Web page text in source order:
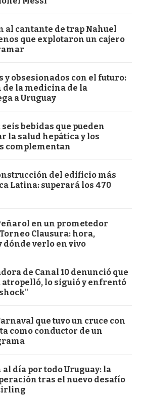
al cantante de trap Nahuel
que explotaron un cajero
y obsesionados con el futuro:
de la medicina de la
a Uruguay
bebidas que pueden
la salud hepática y los
complementan
del edificio más
Latina: superará los 470
en un prometedor
Clausura: hora,
dónde verlo en vivo
de Canal 10 denunció que
atropelló, lo siguió y enfrentó
que tuvo un cruce con
como conductor de un
día por todo Uruguay: la
tras el nuevo desafío